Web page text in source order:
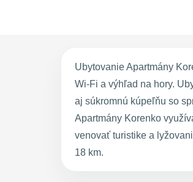
Ubytovanie Apartmány
Wi-Fi a výhľad na hory.
aj súkromnú kúpeľňu so
Apartmány Korenko
venovať turistike a
18 km.